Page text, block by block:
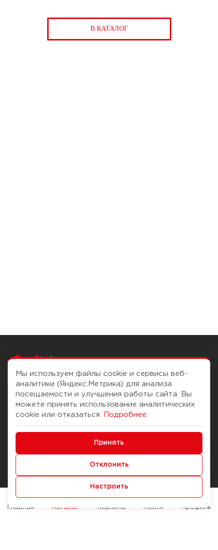
В КАТАЛОГ
Чтобы вам легко
О компании
История Компании
Журнал
Наши марки
Брендирование
Помощь
Доставка и оплата
Способы оплаты
Служба контроля качества
Мы используем файлы cookie и сервисы веб-
аналитики (Яндекс.Метрика) для анализа
посещаемости и улучшения работы сайта. Вы
можете принять использование аналитических
cookie или отказаться.
Подробнее
Принять
Отклонить
Настроить
Главная Каталог Корзина Поиск Профиль